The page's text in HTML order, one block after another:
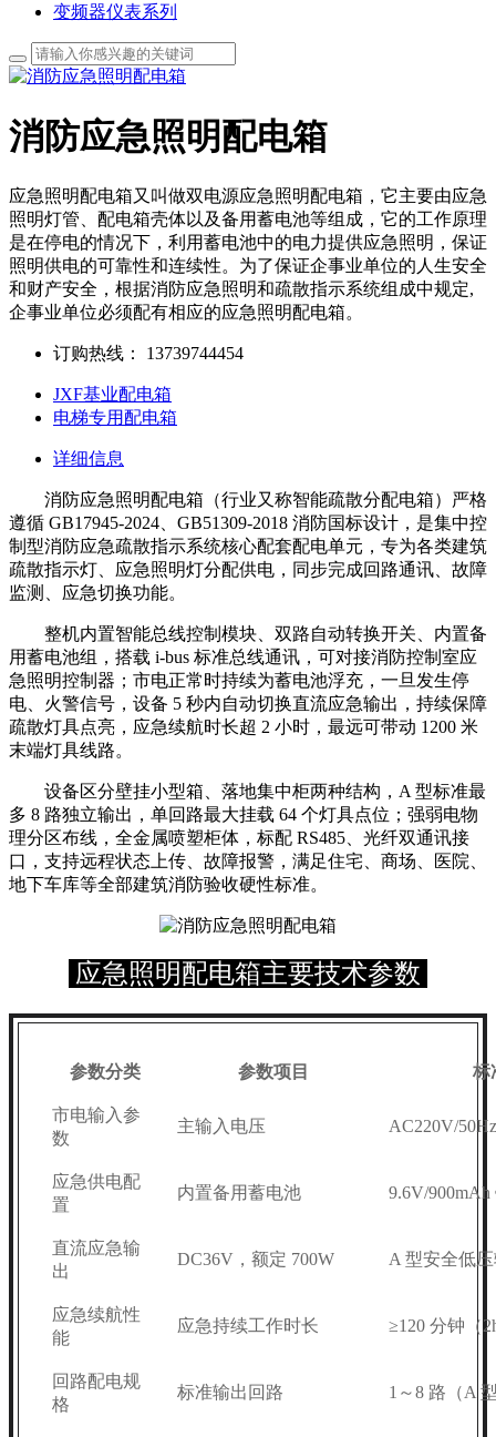
变频器仪表系列
消防应急照明配电箱
应急照明配电箱又叫做双电源应急照明配电箱，它主要由应急
照明灯管、配电箱壳体以及备用蓄电池等组成，它的工作原理
是在停电的情况下，利用蓄电池中的电力提供应急照明，保证
照明供电的可靠性和连续性。为了保证企事业单位的人生安全
和财产安全，根据消防应急照明和疏散指示系统组成中规定,
企事业单位必须配有相应的应急照明配电箱。
订购热线： 13739744454
JXF基业配电箱
电梯专用配电箱
详细信息
消防应急照明配电箱（行业又称智能疏散分配电箱）严格
遵循 GB17945-2024、GB51309-2018 消防国标设计，是集中控
制型消防应急疏散指示系统核心配套配电单元，专为各类建筑
疏散指示灯、应急照明灯分配供电，同步完成回路通讯、故障
监测、应急切换功能。
整机内置智能总线控制模块、双路自动转换开关、内置备
用蓄电池组，搭载 i-bus 标准总线通讯，可对接消防控制室应
急照明控制器；市电正常时持续为蓄电池浮充，一旦发生停
电、火警信号，设备 5 秒内自动切换直流应急输出，持续保障
疏散灯具点亮，应急续航时长超 2 小时，最远可带动 1200 米
末端灯具线路。
设备区分壁挂小型箱、落地集中柜两种结构，A 型标准最
多 8 路独立输出，单回路最大挂载 64 个灯具点位；强弱电物
理分区布线，全金属喷塑柜体，标配 RS485、光纤双通讯接
口，支持远程状态上传、故障报警，满足住宅、商场、医院、
地下车库等全部建筑消防验收硬性标准。
应急照明配电箱主要技术参数
参数分类 参数项目 标
市电输入参
数
主输入电压 AC220V/
应急供电配
置
内置备用蓄电池 9.6V/
直流应急输
出
DC36V，额定 700W A 型安全低
应急续航性
能
应急持续工作时长 ≥120 分钟（
回路配电规
格
标准输出回路 1～8 路（A